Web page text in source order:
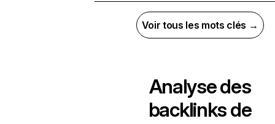
Voir tous les mots clés →
Analyse des
backlinks de